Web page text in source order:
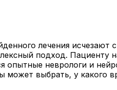
лечения исчезают
подход. Пациенту
неврологи и
выбрать, у какого